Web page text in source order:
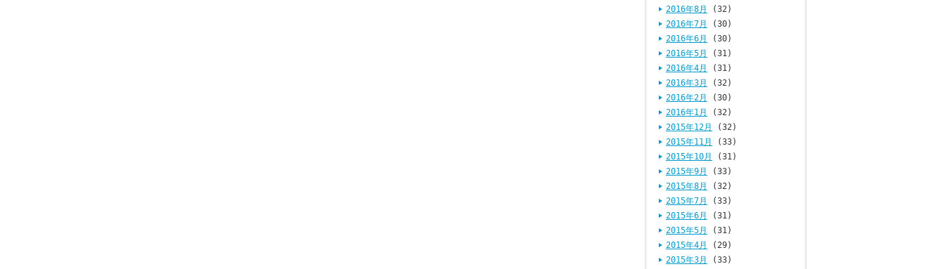
2016年8月
(32)
2016年7月
(30)
2016年6月
(30)
2016年5月
(31)
2016年4月
(31)
2016年3月
(32)
2016年2月
(30)
2016年1月
(32)
2015年12月
(32)
2015年11月
(33)
2015年10月
(31)
2015年9月
(33)
2015年8月
(32)
2015年7月
(33)
2015年6月
(31)
2015年5月
(31)
2015年4月
(29)
2015年3月
(33)